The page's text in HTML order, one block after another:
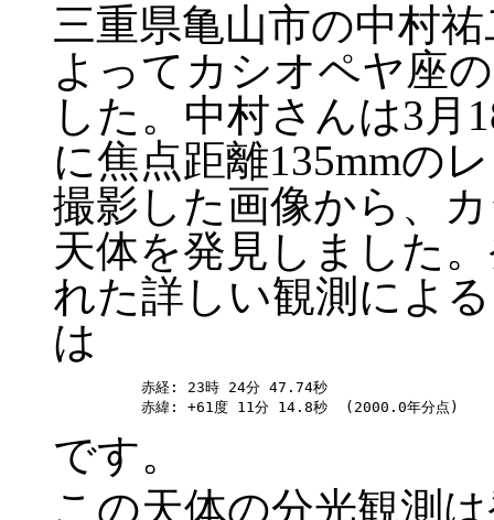
三重県亀山市の中村
よってカシオペヤ座
した。中村さんは3月
に焦点距離135mmの
撮影した画像から、
天体を発見しました
れた詳しい観測によ
は
赤経: 23時 24分 47.74秒
です。
この天体の分光観測